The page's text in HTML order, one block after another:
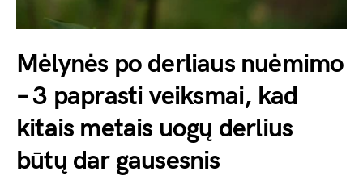
Mėlynės po derliaus nuėmimo
– 3 paprasti veiksmai, kad
kitais metais uogų derlius
būtų dar gausesnis